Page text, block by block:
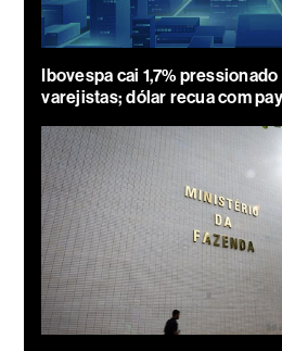
Ibovespa cai 1,7%
varejistas; dólar recua com